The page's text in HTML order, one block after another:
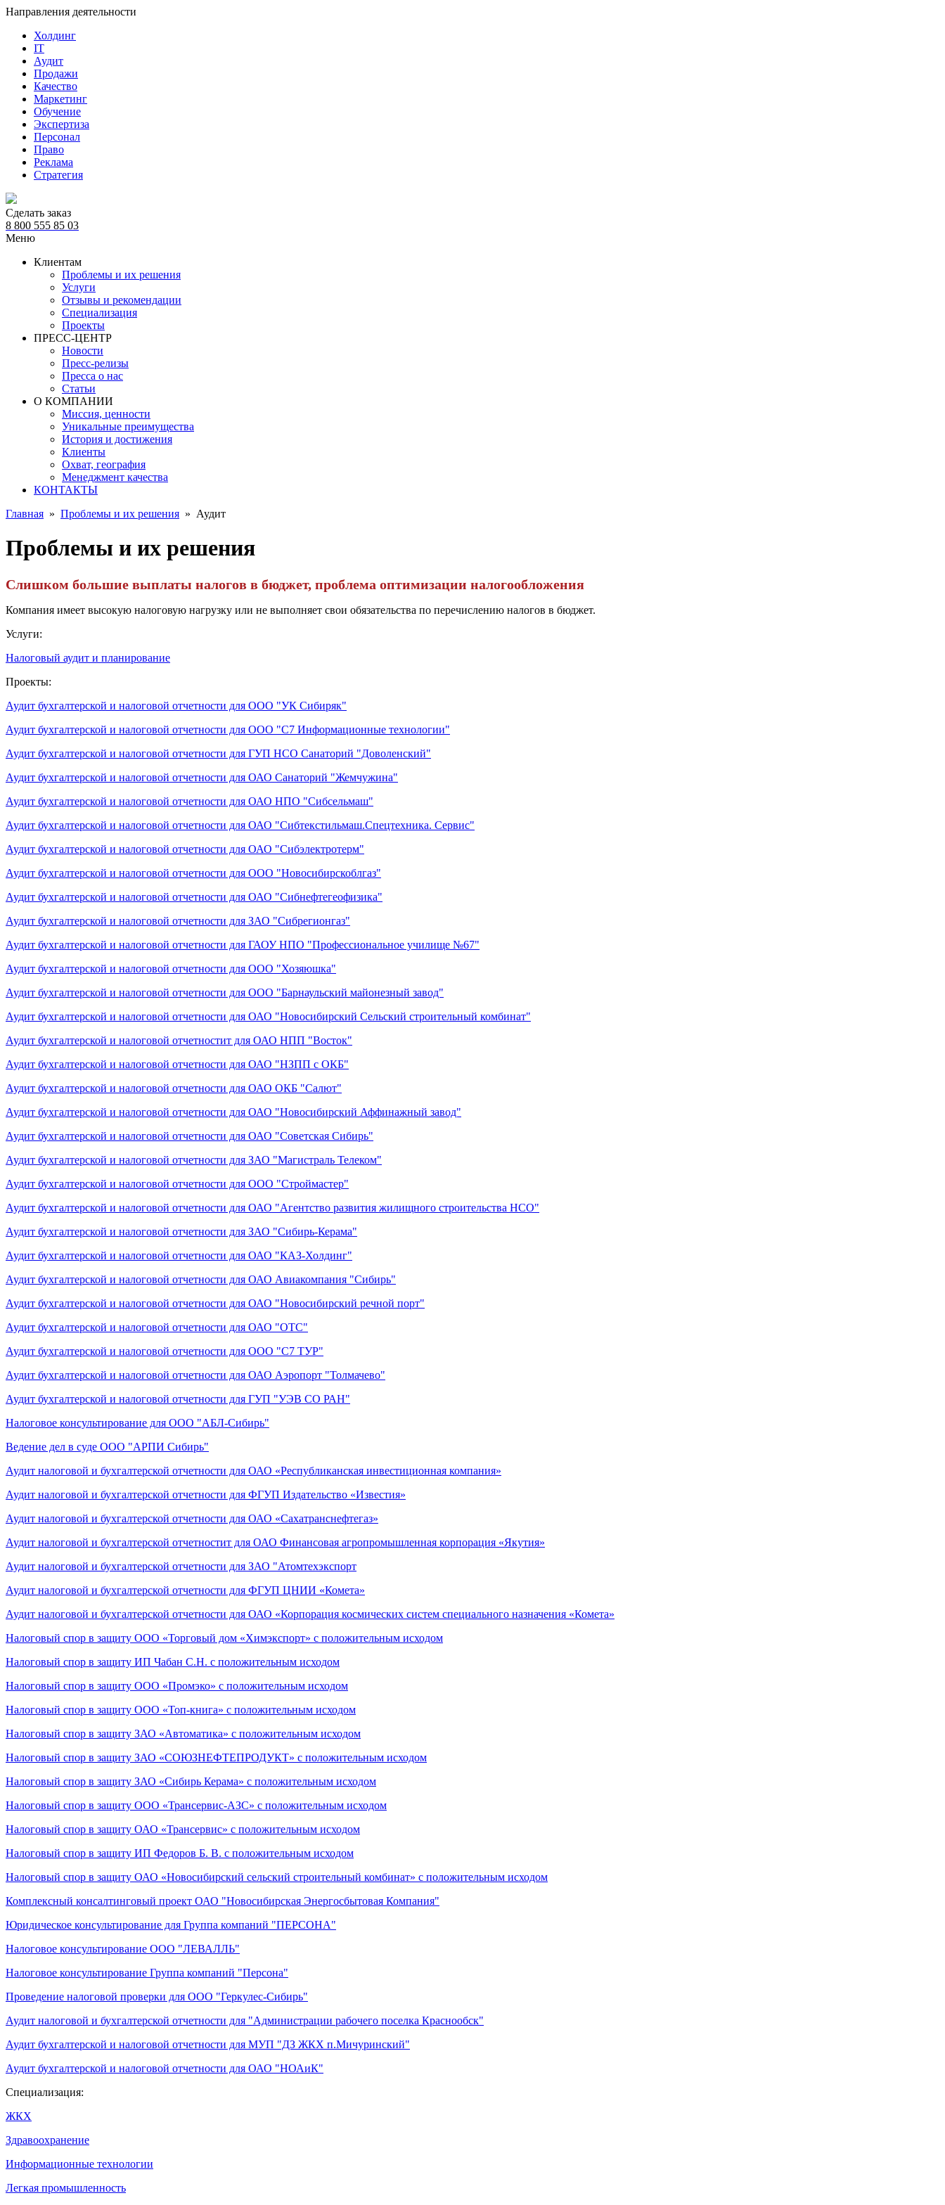
Направления деятельности
Холдинг
IT
Аудит
Продажи
Качество
Маркетинг
Обучение
Экспертиза
Персонал
Право
Реклама
Стратегия
Сделать заказ
8 800 555 85 03
Меню
Клиентам
Проблемы и их решения
Услуги
Отзывы и рекомендации
Специализация
Проекты
ПРЕСС-ЦЕНТР
Новости
Пресс-релизы
Пресса о нас
Статьи
О КОМПАНИИ
Миссия, ценности
Уникальные преимущества
История и достижения
Клиенты
Охват, география
Менеджмент качества
КОНТАКТЫ
Главная » Проблемы и их решения » Аудит
Проблемы и их решения
Слишком большие выплаты налогов в бюджет, проблема оптимизации налогообложения
Компания имеет высокую налоговую нагрузку или не выполняет свои обязательства по перечислению налогов в бюджет.
Услуги:
Налоговый аудит и планирование
Проекты:
Аудит бухгалтерской и налоговой отчетности для ООО "УК Сибиряк"
Аудит бухгалтерской и налоговой отчетности для ООО "С7 Информационные технологии"
Аудит бухгалтерской и налоговой отчетности для ГУП НСО Санаторий "Доволенский"
Аудит бухгалтерской и налоговой отчетности для ОАО Санаторий "Жемчужина"
Аудит бухгалтерской и налоговой отчетности для ОАО НПО "Сибсельмаш"
Аудит бухгалтерской и налоговой отчетности для ОАО "Сибтекстильмаш.Спецтехника. Сервис"
Аудит бухгалтерской и налоговой отчетности для ОАО "Сибэлектротерм"
Аудит бухгалтерской и налоговой отчетности для ООО "Новосибирскоблгаз"
Аудит бухгалтерской и налоговой отчетности для ОАО "Сибнефтегеофизика"
Аудит бухгалтерской и налоговой отчетности для ЗАО "Сибрегионгаз"
Аудит бухгалтерской и налоговой отчетности для ГАОУ НПО "Профессиональное училище №67"
Аудит бухгалтерской и налоговой отчетности для ООО "Хозяюшка"
Аудит бухгалтерской и налоговой отчетности для ООО "Барнаульский майонезный завод"
Аудит бухгалтерской и налоговой отчетности для ОАО "Новосибирский Сельский строительный комбинат"
Аудит бухгалтерской и налоговой отчетностит для ОАО НПП "Восток"
Аудит бухгалтерской и налоговой отчетности для ОАО "НЗПП с ОКБ"
Аудит бухгалтерской и налоговой отчетности для ОАО ОКБ "Салют"
Аудит бухгалтерской и налоговой отчетности для ОАО "Новосибирский Аффинажный завод"
Аудит бухгалтерской и налоговой отчетности для ОАО "Советская Сибирь"
Аудит бухгалтерской и налоговой отчетности для ЗАО "Магистраль Телеком"
Аудит бухгалтерской и налоговой отчетности для ООО "Строймастер"
Аудит бухгалтерской и налоговой отчетности для ОАО "Агентство развития жилищного строительства НСО"
Аудит бухгалтерской и налоговой отчетности для ЗАО "Сибирь-Керама"
Аудит бухгалтерской и налоговой отчетности для ОАО "КАЗ-Холдинг"
Аудит бухгалтерской и налоговой отчетности для ОАО Авиакомпания "Сибирь"
Аудит бухгалтерской и налоговой отчетности для ОАО "Новосибирский речной порт"
Аудит бухгалтерской и налоговой отчетности для ОАО "ОТС"
Аудит бухгалтерской и налоговой отчетности для ООО "С7 ТУР"
Аудит бухгалтерской и налоговой отчетности для ОАО Аэропорт "Толмачево"
Аудит бухгалтерской и налоговой отчетности для ГУП "УЭВ СО РАН"
Налоговое консультирование для ООО "АБЛ-Сибирь"
Ведение дел в суде ООО "АРПИ Сибирь"
Аудит налоговой и бухгалтерской отчетности для ОАО «Республиканская инвестиционная компания»
Аудит налоговой и бухгалтерской отчетности для ФГУП Издательство «Известия»
Аудит налоговой и бухгалтерской отчетности для ОАО «Сахатранснефтегаз»
Аудит налоговой и бухгалтерской отчетностит для ОАО Финансовая агропромышленная корпорация «Якутия»
Аудит налоговой и бухгалтерской отчетности для ЗАО "Атомтехэкспорт
Аудит налоговой и бухгалтерской отчетности для ФГУП ЦНИИ «Комета»
Аудит налоговой и бухгалтерской отчетности для ОАО «Корпорация космических систем специального назначения «Комета»
Налоговый спор в защиту ООО «Торговый дом «Химэкспорт» с положительным исходом
Налоговый спор в защиту ИП Чабан С.Н. с положительным исходом
Налоговый спор в защиту ООО «Промэко» с положительным исходом
Налоговый спор в защиту ООО «Топ-книга» с положительным исходом
Налоговый спор в защиту ЗАО «Автоматика» с положительным исходом
Налоговый спор в защиту ЗАО «СОЮЗНЕФТЕПРОДУКТ» с положительным исходом
Налоговый спор в защиту ЗАО «Сибирь Керама» с положительным исходом
Налоговый спор в защиту ООО «Трансервис-АЗС» с положительным исходом
Налоговый спор в защиту ОАО «Трансервис» с положительным исходом
Налоговый спор в защиту ИП Федоров Б. В. с положительным исходом
Налоговый спор в защиту ОАО «Новосибирский сельский строительный комбинат» с положительным исходом
Комплексный консалтинговый проект ОАО "Новосибирская Энергосбытовая Компания"
Юридическое консультирование для Группа компаний "ПЕРСОНА"
Налоговое консультирование ООО "ЛЕВАЛЛЬ"
Налоговое консультирование Группа компаний "Персона"
Проведение налоговой проверки для ООО "Геркулес-Сибирь"
Аудит налоговой и бухгалтерской отчетности для "Администрации рабочего поселка Краснообск"
Аудит бухгалтерской и налоговой отчетности для МУП "ДЗ ЖКХ п.Мичуринский"
Аудит бухгалтерской и налоговой отчетности для ОАО "НОАиК"
Специализация:
ЖКХ
Здравоохранение
Информационные технологии
Легкая промышленность